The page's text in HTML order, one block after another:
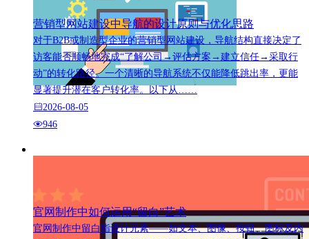
营销型网站建设中导航的设计原则与优化思路
对于B2B或制造型企业的营销型网站建设，导航结构直接决定了
访客能否顺畅地完成“了解公司→评估方案→建立信任→采取行
动”的转化路径。一个清晰的导航系统不仅能降低跳出率，更能
显著提升潜在客户转化率。以下从……
2026-08-05
946
官网制作中如何运用“留白”艺术
官网制作中留白指设计元素——如文本、图像、按钮、图标及内